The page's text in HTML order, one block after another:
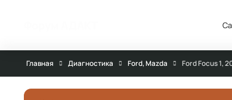
Главная Диагностика Ford, Mazda Ford Focus 1,